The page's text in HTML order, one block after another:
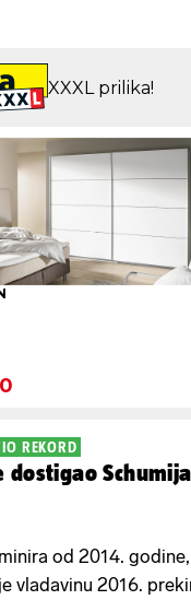
REKORD
dostigao
od 2014.
vladavinu 2016.